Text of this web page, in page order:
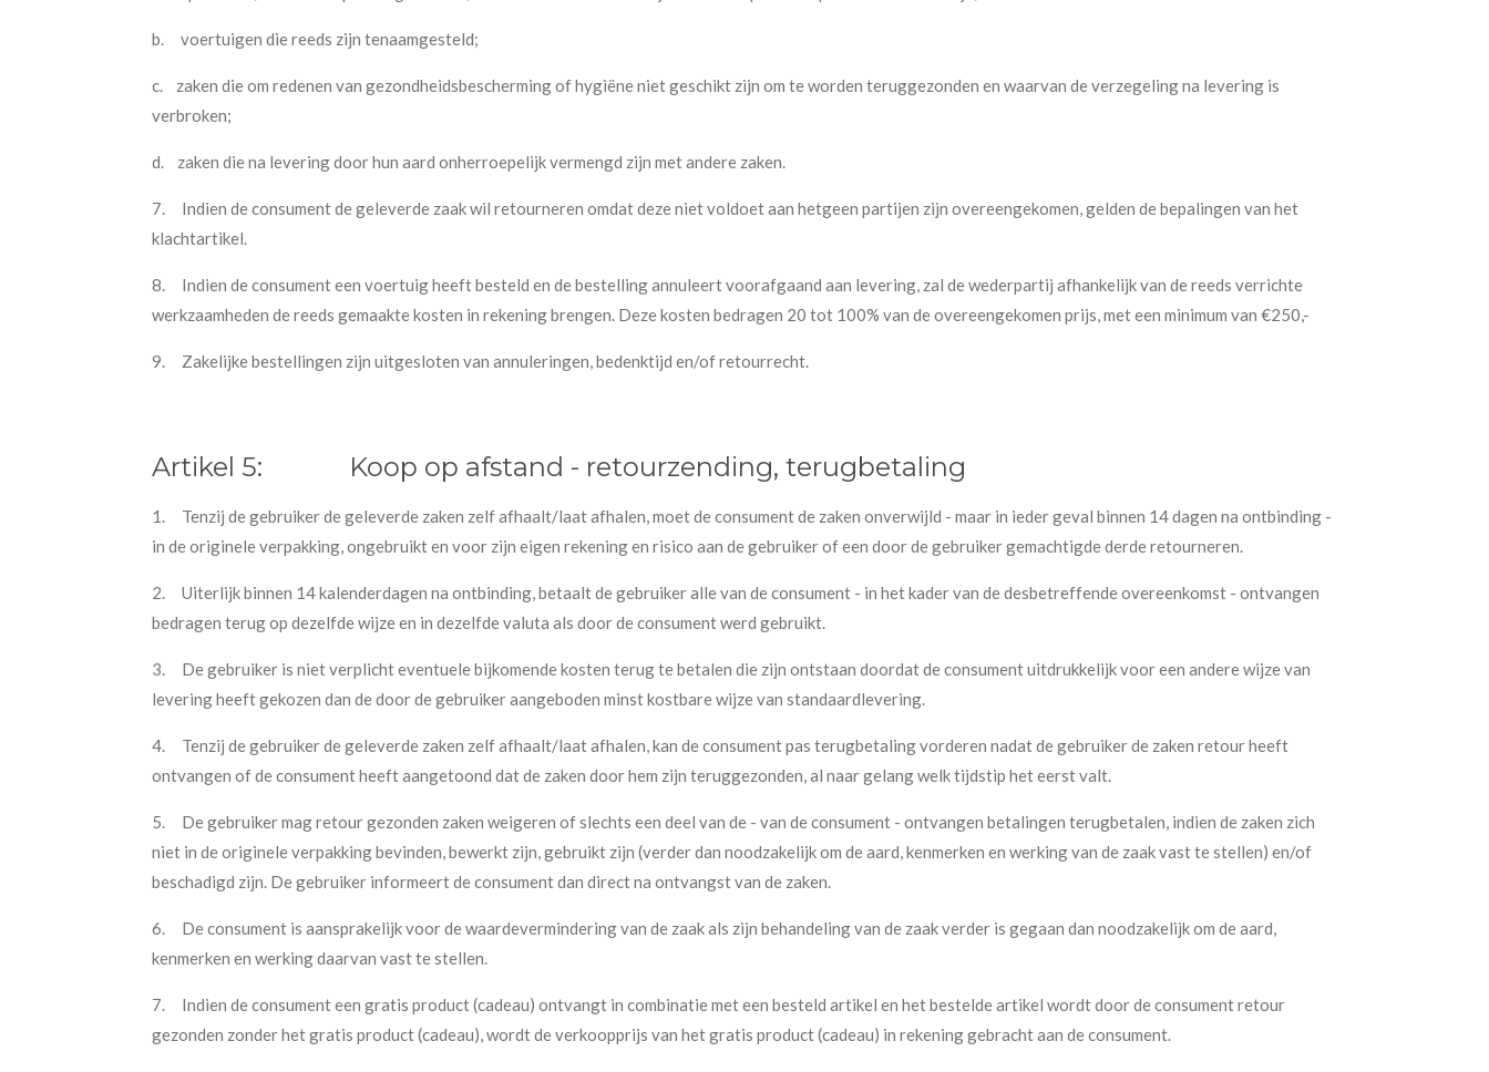
b. voertuigen die reeds zijn tenaamgesteld;
c.
zaken die om redenen van gezondheidsbescherming of hygiëne niet geschikt zijn om te worden teruggezonden en waarvan de verzegeling na levering is
verbroken;
d. zaken die na levering door hun aard onherroepelijk vermengd zijn met andere zaken.
7. Indien de consument de geleverde zaak wil retourneren omdat deze niet voldoet aan hetgeen partijen zijn overeengekomen, gelden de bepalingen van het
klachtartikel.
8. Indien de consument een voertuig heeft besteld en de bestelling annuleert voorafgaand aan levering, zal de wederpartij afhankelijk van de reeds verrichte
werkzaamheden de reeds gemaakte kosten in rekening brengen. Deze kosten bedragen 20 tot 100% van de overeengekomen prijs, met een minimum van €250,-
9. Zakelijke bestellingen zijn uitgesloten van annuleringen, bedenktijd en/of retourrecht.
Artikel 5: Koop op afstand - retourzending, terugbetaling
1.
Tenzij de gebruiker de geleverde zaken zelf afhaalt/laat afhalen, moet de consument de zaken onverwijld - maar in ieder geval binnen 14 dagen na ontbinding -
in de originele verpakking, ongebruikt en voor zijn eigen rekening en risico aan de gebruiker of een door de gebruiker gemachtigde derde retourneren.
2.
Uiterlijk binnen 14 kalenderdagen na ontbinding, betaalt de gebruiker alle van de consument - in het kader van de desbetreffende overeenkomst - ontvangen
bedragen terug op dezelfde wijze en in dezelfde valuta als door de consument werd gebruikt.
3.
De gebruiker is niet verplicht eventuele bijkomende kosten terug te betalen die zijn ontstaan doordat de consument uitdrukkelijk voor een andere wijze van
levering heeft gekozen dan de door de gebruiker aangeboden minst kostbare wijze van standaardlevering.
4.
Tenzij de gebruiker de geleverde zaken zelf afhaalt/laat afhalen, kan de consument pas terugbetaling vorderen nadat de gebruiker de zaken retour heeft
ontvangen of de consument heeft aangetoond dat de zaken door hem zijn teruggezonden, al naar gelang welk tijdstip het eerst valt.
5.
De gebruiker mag retour gezonden zaken weigeren of slechts een deel van de - van de consument - ontvangen betalingen terugbetalen, indien de zaken zich
niet in de originele verpakking bevinden, bewerkt zijn, gebruikt zijn (verder dan noodzakelijk om de aard, kenmerken en werking van de zaak vast te stellen) en/of
beschadigd zijn. De gebruiker informeert de consument dan direct na ontvangst van de zaken.
6.
De consument is aansprakelijk voor de waardevermindering van de zaak als zijn behandeling van de zaak verder is gegaan dan noodzakelijk om de aard,
kenmerken en werking daarvan vast te stellen.
7. Indien de consument een gratis product (cadeau) ontvangt in combinatie met een besteld artikel en het bestelde artikel wordt door de consument retour
gezonden zonder het gratis product (cadeau), wordt de verkoopprijs van het gratis product (cadeau) in rekening gebracht aan de consument.